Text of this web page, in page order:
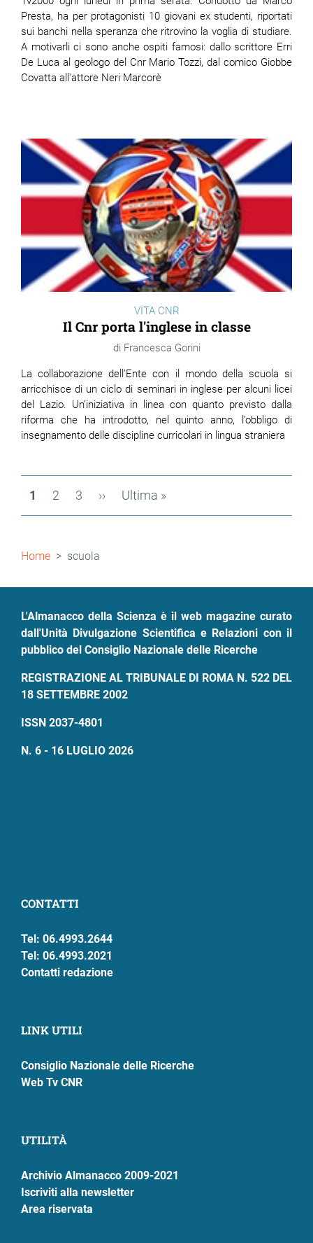
Presta, ha per protagonisti 10 giovani ex studenti, riportati
sui banchi nella speranza che ritrovino la voglia di studiare.
A motivarli ci sono anche ospiti famosi: dallo scrittore Erri
De Luca al geologo del Cnr Mario Tozzi, dal comico Giobbe
Covatta all'attore Neri Marcorè
VITA CNR
Il Cnr porta l'inglese in classe
Francesca Gorini
La collaborazione dell’Ente con il mondo della scuola si
arricchisce di un ciclo di seminari in inglese per alcuni licei
del Lazio. Un’iniziativa in linea con quanto previsto dalla
riforma che ha introdotto, nel quinto anno, l’obbligo di
insegnamento delle discipline curricolari in lingua straniera
Paginazione
Pagina
1 Page
2 Page
3
Pagina
››
Ultima
Ultima »
Briciole
Home scuola
L'Almanacco della Scienza è il web magazine curato
dall'Unità Divulgazione Scientifica e Relazioni con il
pubblico del Consiglio Nazionale delle Ricerche
REGISTRAZIONE AL TRIBUNALE DI ROMA N. 522 DEL
18 SETTEMBRE 2002
ISSN 2037-4801
N. 6 - 16 LUGLIO 2026
CONTATTI
Tel: 06.4993.2644
Tel: 06.4993.2021
Contatti redazione
LINK UTILI
Consiglio Nazionale delle Ricerche
Web Tv CNR
UTILITÀ
Archivio Almanacco 2009-2021
Iscriviti alla newsletter
Area riservata